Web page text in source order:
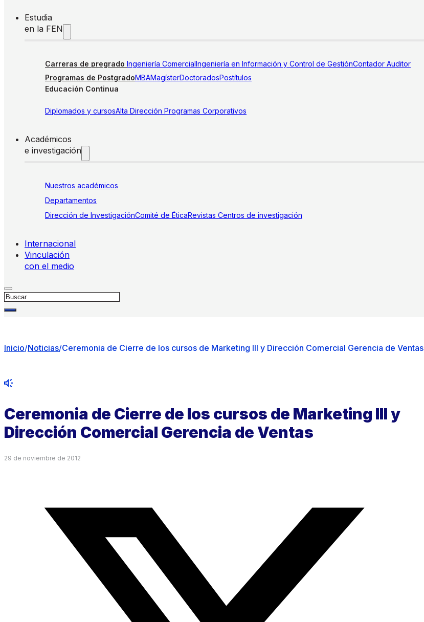
Estudia
en la FEN
Carreras de pregrado Ingeniería ComercialIngeniería en Información y Control de GestiónContador Auditor
Programas de PostgradoMBAMagísterDoctoradosPostítulos
Educación Continua
Diplomados y cursosAlta Dirección Programas Corporativos
Académicos
e investigación
Nuestros académicos
Departamentos
Dirección de InvestigaciónComité de ÉticaRevistas Centros de investigación
Internacional
Vinculación
con el medio
Buscar
Inicio/Noticias/Ceremonia de Cierre de los cursos de Marketing III y Dirección Comercial Gerencia de Ventas
Ceremonia de Cierre de los cursos de Marketing III y
Dirección Comercial Gerencia de Ventas
29 de noviembre de 2012